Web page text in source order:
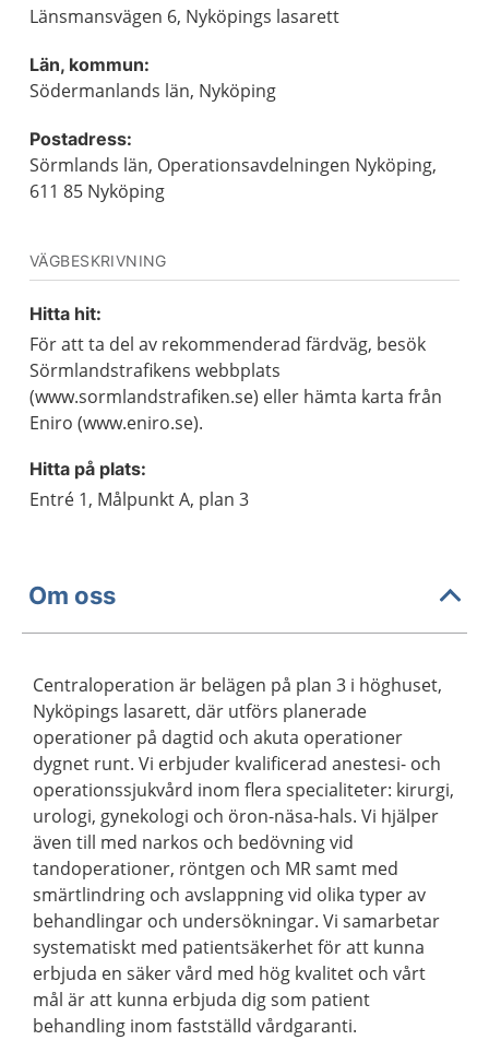
Länsmansvägen 6, Nyköpings lasarett
Län, kommun:
Södermanlands län, Nyköping
Postadress:
Sörmlands län, Operationsavdelningen Nyköping,
611 85 Nyköping
VÄGBESKRIVNING
Hitta hit:
För att ta del av rekommenderad färdväg, besök
Sörmlandstrafikens webbplats
(www.sormlandstrafiken.se) eller hämta karta från
Eniro (www.eniro.se).
Hitta på plats:
Entré 1, Målpunkt A, plan 3
Om oss
Centraloperation är belägen på plan 3 i höghuset,
Nyköpings lasarett, där utförs planerade
operationer på dagtid och akuta operationer
dygnet runt. Vi erbjuder kvalificerad anestesi- och
operationssjukvård inom flera specialiteter: kirurgi,
urologi, gynekologi och öron-näsa-hals. Vi hjälper
även till med narkos och bedövning vid
tandoperationer, röntgen och MR samt med
smärtlindring och avslappning vid olika typer av
behandlingar och undersökningar. Vi samarbetar
systematiskt med patientsäkerhet för att kunna
erbjuda en säker vård med hög kvalitet och vårt
mål är att kunna erbjuda dig som patient
behandling inom fastställd vårdgaranti.